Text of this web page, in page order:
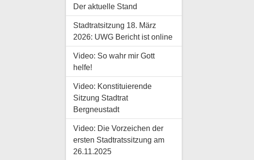
Der aktuelle Stand
Stadtratsitzung 18. März
2026: UWG Bericht ist online
Video: So wahr mir Gott
helfe!
Video: Konstituierende
Sitzung Stadtrat
Bergneustadt
Video: Die Vorzeichen der
ersten Stadtratssitzung am
26.11.2025